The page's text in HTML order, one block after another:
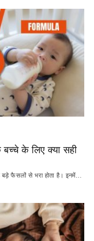
के लिए क्या सही
बड़े फैसलों से भरा होता है। इनमें…